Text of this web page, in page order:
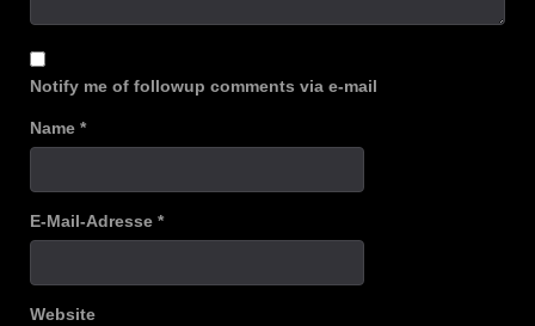
Notify me of followup comments via e-mail
Name *
E-Mail-Adresse *
Website